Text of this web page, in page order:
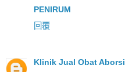
PENIRUM
回覆
Klinik Jual Obat Aborsi